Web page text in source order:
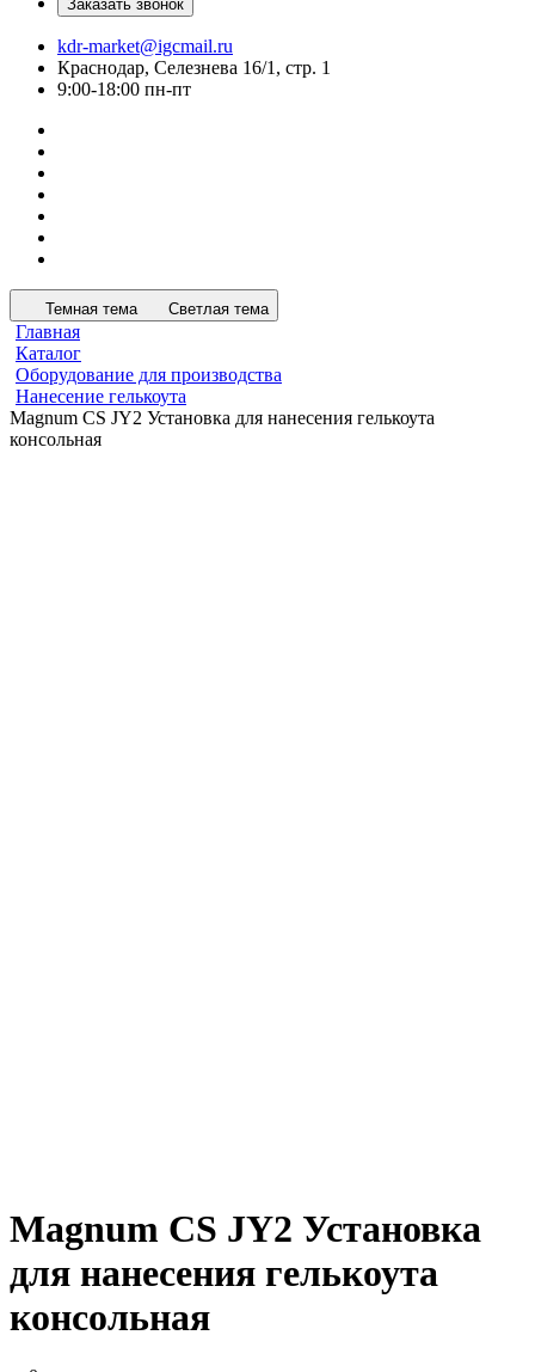
Заказать звонок
kdr-market@igcmail.ru
Краснодар, Селезнева 16/1, стр. 1
9:00-18:00 пн-пт
Темная тема Светлая тема
Главная
Каталог
Оборудование для производства
Нанесение гелькоута
Magnum CS JY2 Установка для нанесения гелькоута
консольная
Magnum CS JY2 Установка
для нанесения гелькоута
консольная